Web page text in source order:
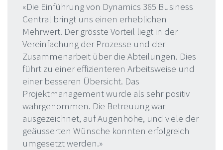
«Die Einführung von Dynamics 365 Business
Central bringt uns einen erheblichen
Mehrwert. Der grösste Vorteil liegt in der
Vereinfachung der Prozesse und der
Zusammenarbeit über die Abteilungen. Dies
führt zu einer effizienteren Arbeitsweise und
einer besseren Übersicht. Das
Projektmanagement wurde als sehr positiv
wahrgenommen. Die Betreuung war
ausgezeichnet, auf Augenhöhe, und viele der
geäusserten Wünsche konnten erfolgreich
umgesetzt werden.»